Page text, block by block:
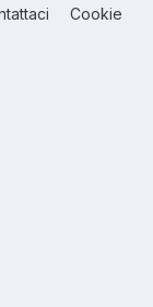
Cookie